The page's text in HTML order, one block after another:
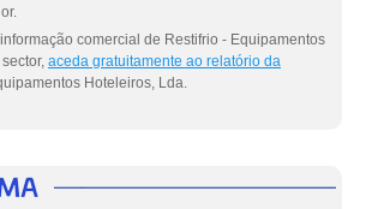
comercial de Restifrio - Equipamentos
aceda gratuitamente ao relatório da
Hoteleiros, Lda.